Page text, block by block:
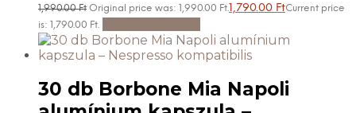
1,990.00Ft Original price was: 1,990.00 Ft.1,790.00 FtCurrent price
is: 1,790.00 Ft.
30 db Borbone Mia Napoli